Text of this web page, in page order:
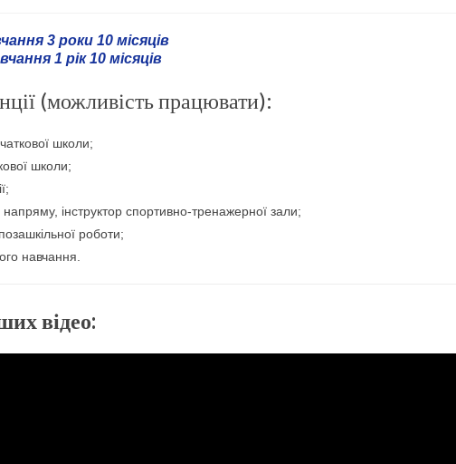
3 роки 10 місяців
1 рік 10 місяців
(можливість працювати):
школи;
школи;
напряму, інструктор спортивно-тренажерної зали;
роботи;
навчання.
відео: